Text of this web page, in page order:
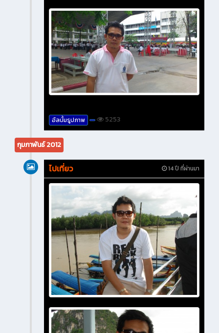
อัลบั้มรูปภาพ 5253
กุมภาพันธ์ 2012
14 ปี ที่ผ่านมา
ไปเที่ยว